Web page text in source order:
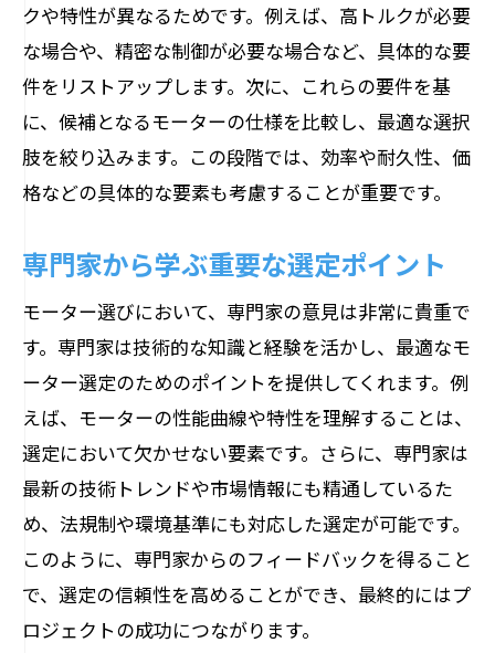
クや特性が異なるためです。例えば、高トルクが必要
な場合や、精密な制御が必要な場合など、具体的な要
件をリストアップします。次に、これらの要件を基
に、候補となるモーターの仕様を比較し、最適な選択
肢を絞り込みます。この段階では、効率や耐久性、価
格などの具体的な要素も考慮することが重要です。
専門家から学ぶ重要な選定ポイント
モーター選びにおいて、専門家の意見は非常に貴重で
す。専門家は技術的な知識と経験を活かし、最適なモ
ーター選定のためのポイントを提供してくれます。例
えば、モーターの性能曲線や特性を理解することは、
選定において欠かせない要素です。さらに、専門家は
最新の技術トレンドや市場情報にも精通しているた
め、法規制や環境基準にも対応した選定が可能です。
このように、専門家からのフィードバックを得ること
で、選定の信頼性を高めることができ、最終的にはプ
ロジェクトの成功につながります。